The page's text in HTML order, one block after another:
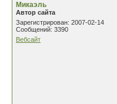
Микаэль
Автор сайта
Зарегистрирован: 2007-02-14
Сообщений: 3390
Вебсайт